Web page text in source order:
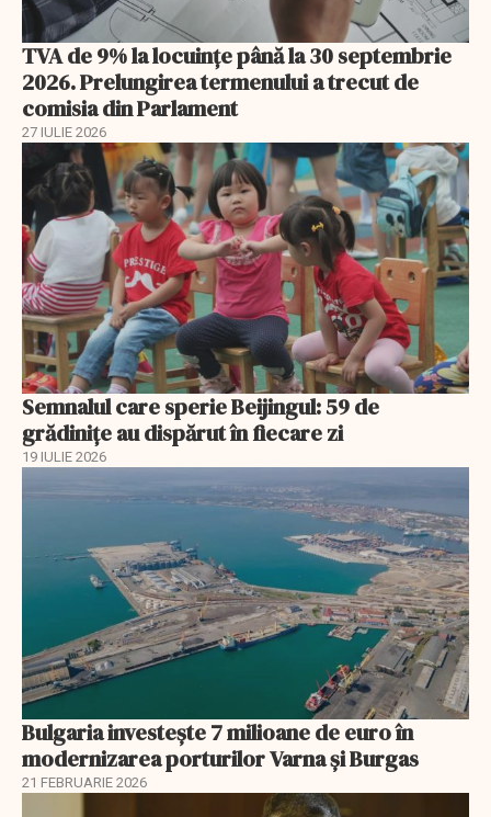
TVA de 9% la locuințe până la 30 septembrie
2026. Prelungirea termenului a trecut de
comisia din Parlament
27 IULIE 2026
Semnalul care sperie Beijingul: 59 de
grădinițe au dispărut în fiecare zi
19 IULIE 2026
Bulgaria investește 7 milioane de euro în
modernizarea porturilor Varna și Burgas
21 FEBRUARIE 2026